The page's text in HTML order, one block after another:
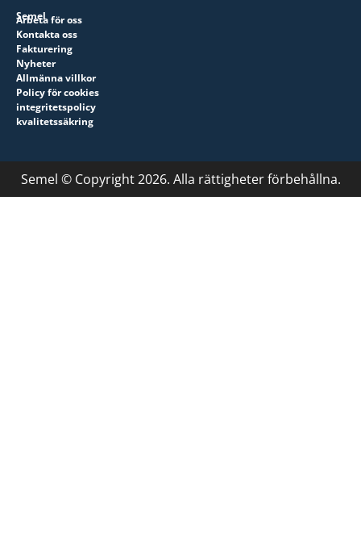
Semel
Arbeta för oss
Kontakta oss
Fakturering
Nyheter
Allmänna villkor
Policy för cookies
integritetspolicy
kvalitetssäkring
Semel © Copyright 2026. Alla rättigheter förbehållna.